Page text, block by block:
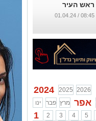
ראש העיר
...
08:45 / 01.04.24
2024 2025 2026
ינו
פבר מרץ אפר
1 2 3 4 5